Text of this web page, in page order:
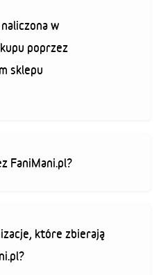
w
poprzez
sklepu
FaniMani.pl?
które zbierają